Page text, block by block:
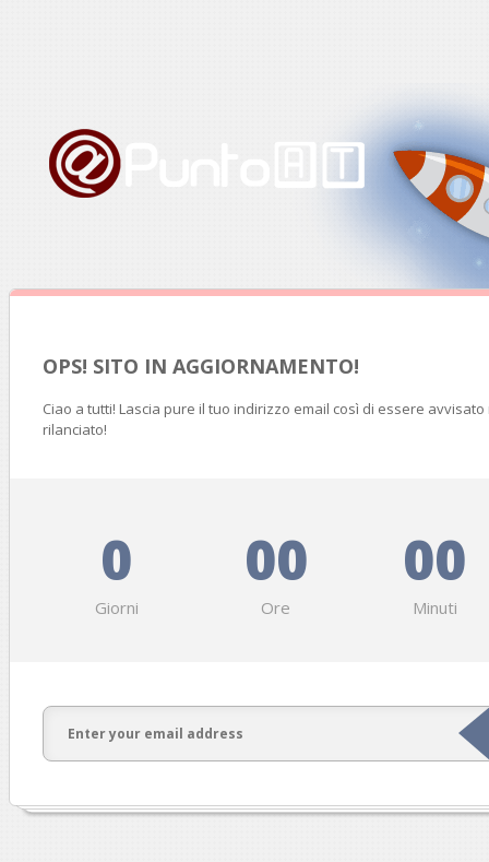
OPS! SITO IN AGGIORNAMENTO!
Ciao a tutti! Lascia pure il tuo indirizzo email così di essere
rilanciato!
0
Giorni
00
Ore
00
Minuti